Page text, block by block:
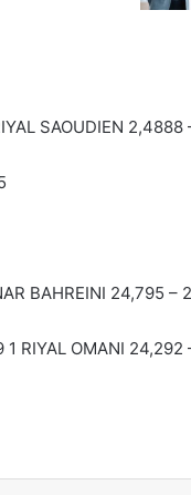
SAOUDIEN
BAHREINI 24,795 –
1 RIYAL OMANI